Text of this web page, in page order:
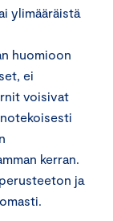
ylimääräistä
huomioon
ei
voisivat
kerran.
ja